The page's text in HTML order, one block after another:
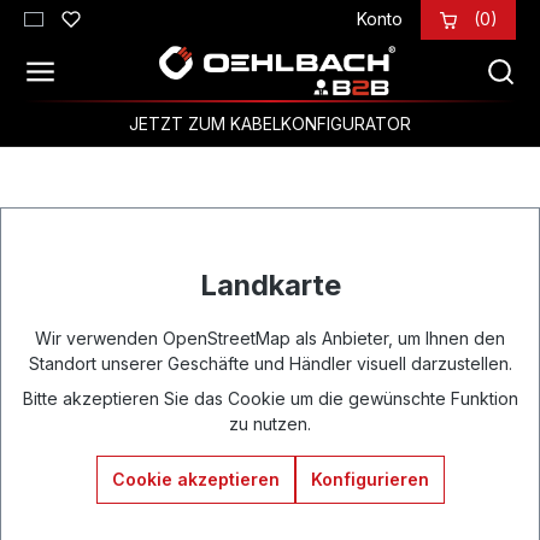
Zum Hauptinhalt springen Konto (0)
JETZT ZUM KABELKONFIGURATOR
Landkarte
Wir verwenden OpenStreetMap als Anbieter, um Ihnen den
Standort unserer Geschäfte und Händler visuell darzustellen.
Bitte akzeptieren Sie das Cookie um die gewünschte Funktion
zu nutzen.
Cookie akzeptieren Konfigurieren